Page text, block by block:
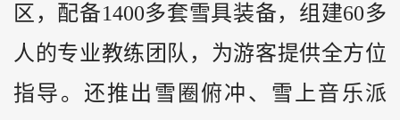
区，配备1400多套雪具装备，组建60多
人的专业教练团队，为游客提供全方位
指导。还推出雪圈俯冲、雪上音乐派